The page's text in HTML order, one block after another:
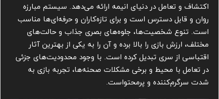
اکتشاف و تعامل در دنیای انیمه ارائه می‌دهد. سیستم مبارزه
روان و قابل دسترس است و برای تازه‌کاران و حرفه‌ای‌ها مناسب
است. تنوع شخصیت‌ها، جلوه‌های بصری جذاب و حالت‌های
مختلف، ارزش بازی را بالا برده و آن را به یکی از بهترین آثار
اقتباسی از سری تبدیل کرده است. با وجود محدودیت‌های جزئی
در تعامل با محیط و برخی مشکلات صحنه‌ها، تجربه بازی به
شدت سرگرم‌کننده و پرمحتواست.